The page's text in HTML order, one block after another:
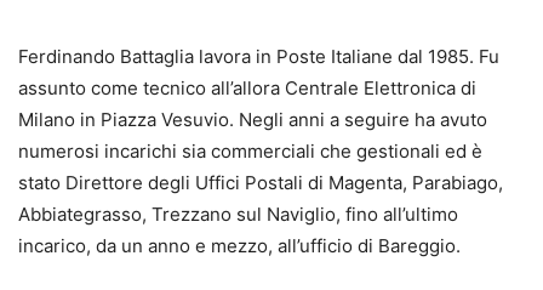
Ferdinando Battaglia lavora in Poste Italiane dal 1985. Fu
assunto come tecnico all’allora Centrale Elettronica di
Milano in Piazza Vesuvio. Negli anni a seguire ha avuto
numerosi incarichi sia commerciali che gestionali ed è
stato Direttore degli Uffici Postali di Magenta, Parabiago,
Abbiategrasso, Trezzano sul Naviglio, fino all’ultimo
incarico, da un anno e mezzo, all’ufficio di Bareggio.